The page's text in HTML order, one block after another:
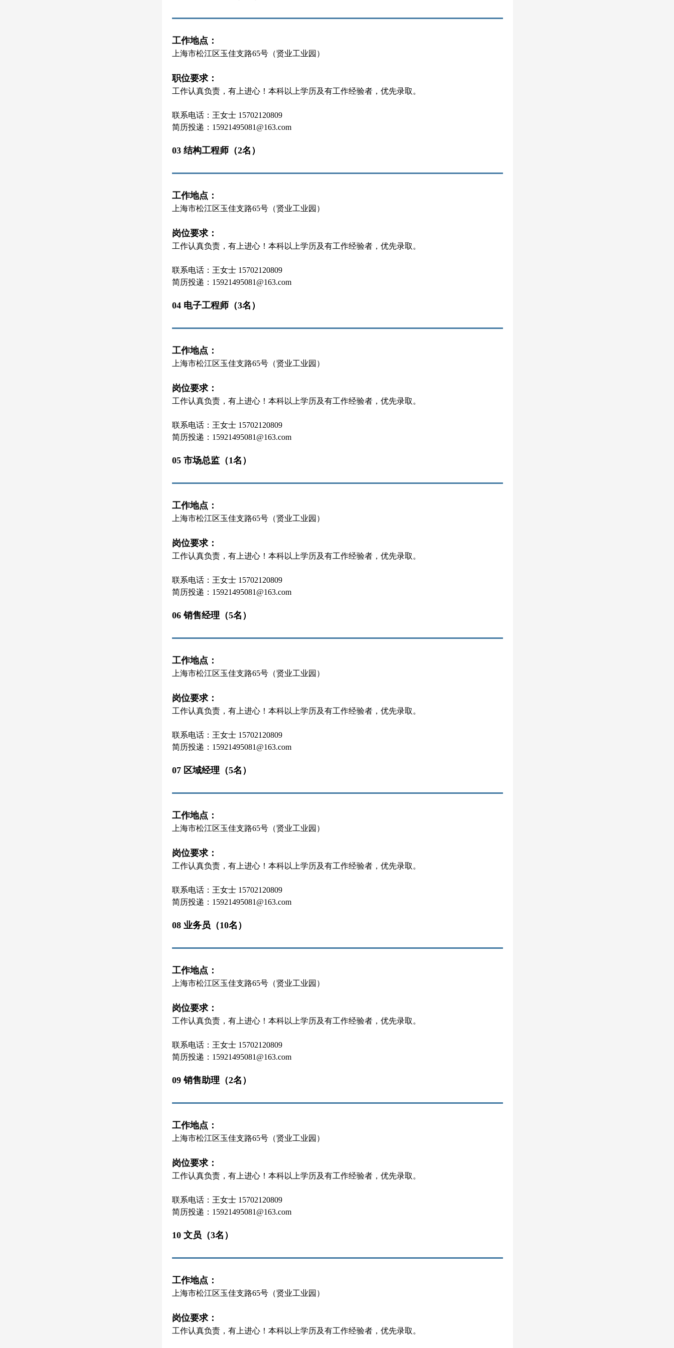
工作地点：
上海市松江区玉佳支路65号（贤业工业园）
职位要求：
工作认真负责，有上进心！本科以上学历及有工作经验者，优先录取。
联系电话：王女士 15702120809
简历投递：15921495081@163.com
03 结构工程师（2名）
工作地点：
上海市松江区玉佳支路65号（贤业工业园）
岗位要求：
工作认真负责，有上进心！本科以上学历及有工作经验者，优先录取。
联系电话：王女士 15702120809
简历投递：15921495081@163.com
04 电子工程师（3名）
工作地点：
上海市松江区玉佳支路65号（贤业工业园）
岗位要求：
工作认真负责，有上进心！本科以上学历及有工作经验者，优先录取。
联系电话：王女士 15702120809
简历投递：15921495081@163.com
05 市场总监（1名）
工作地点：
上海市松江区玉佳支路65号（贤业工业园）
岗位要求：
工作认真负责，有上进心！本科以上学历及有工作经验者，优先录取。
联系电话：王女士 15702120809
简历投递：15921495081@163.com
06 销售经理（5名）
工作地点：
上海市松江区玉佳支路65号（贤业工业园）
岗位要求：
工作认真负责，有上进心！本科以上学历及有工作经验者，优先录取。
联系电话：王女士 15702120809
简历投递：15921495081@163.com
07 区域经理（5名）
工作地点：
上海市松江区玉佳支路65号（贤业工业园）
岗位要求：
工作认真负责，有上进心！本科以上学历及有工作经验者，优先录取。
联系电话：王女士 15702120809
简历投递：15921495081@163.com
08 业务员（10名）
工作地点：
上海市松江区玉佳支路65号（贤业工业园）
岗位要求：
工作认真负责，有上进心！本科以上学历及有工作经验者，优先录取。
联系电话：王女士 15702120809
简历投递：15921495081@163.com
09 销售助理（2名）
工作地点：
上海市松江区玉佳支路65号（贤业工业园）
岗位要求：
工作认真负责，有上进心！本科以上学历及有工作经验者，优先录取。
联系电话：王女士 15702120809
简历投递：15921495081@163.com
10 文员（3名）
工作地点：
上海市松江区玉佳支路65号（贤业工业园）
岗位要求：
工作认真负责，有上进心！本科以上学历及有工作经验者，优先录取。